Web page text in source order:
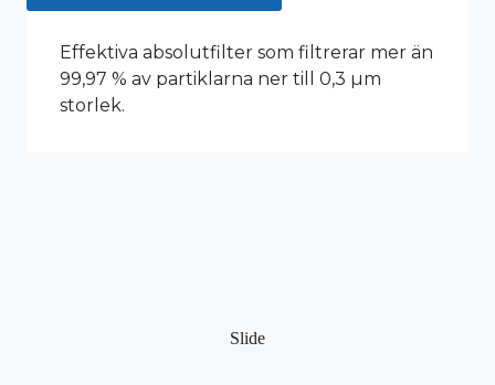
Effektiva absolutfilter som filtrerar mer än
99,97 % av partiklarna ner till 0,3 µm
storlek.
Slide